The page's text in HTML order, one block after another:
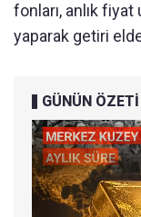
fonları, anlık
yaparak getiri
GÜNÜN ÖZETİ